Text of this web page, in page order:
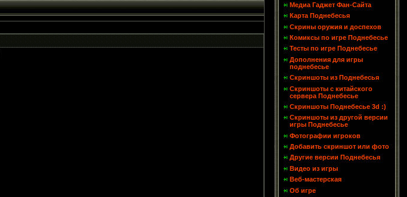
Медиа Гаджет Фан-Сайта
Карта Поднебесья
Скрины оружия и доспехов
Комиксы по игре Поднебесье
Тесты по игре Поднебесье
Дополнения для игры
поднебесье
Скриншоты из Поднебесья
Скриншоты с китайского
сервера Поднебесье
Скриншоты Поднебесье 3d :)
Скриншоты из другой версии
игры Поднебесье
Фотографии игроков
Добавить скриншот или фото
Другие версии Поднебесья
Видео из игры
Веб-мастерская
Об игре